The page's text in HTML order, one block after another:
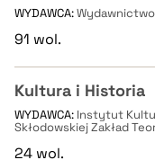
WYDAWCA:Wydawnictwo
91 wol.
Kultura i Historia
WYDAWCA: Instytut
Skłodowskiej Zakład
24 wol.